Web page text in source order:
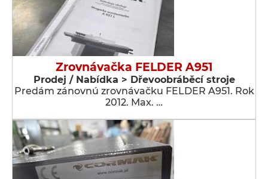
Zrovnávačka FELDER A951
Prodej / Nabídka > Dřevoobráběcí stroje
Predám zánovnú zrovnávačku FELDER A951. Rok
2012. Max. …